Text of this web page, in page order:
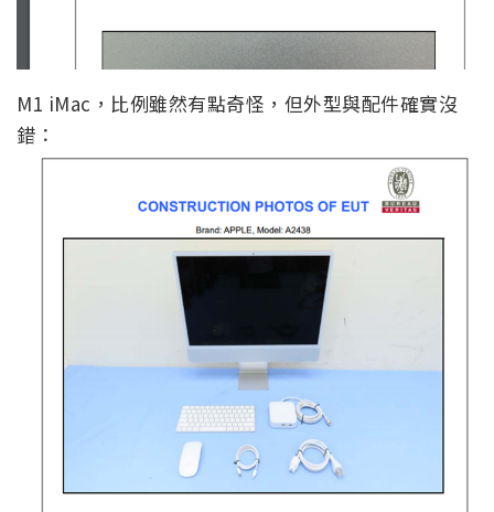
M1 iMac，比例雖然有點奇怪，但外型與配件確實沒
錯：